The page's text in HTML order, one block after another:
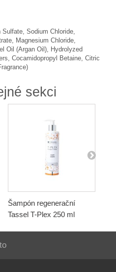
Sodium Chloride,
Magnesium Chloride,
Oil (Argan Oil), Hydrolyzed
Cocamidopropyl Betaine, Citric
sekci
Šampón regenerační
Tassel T-Plex 250 ml